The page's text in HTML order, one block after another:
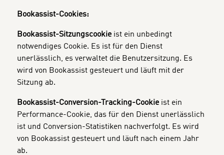
Bookassist-Cookies:
Bookassist-Sitzungscookieist ein unbedingt
notwendiges Cookie. Es ist für den Dienst
unerlässlich, es verwaltet die Benutzersitzung. Es
wird von Bookassist gesteuert und läuft mit der
Sitzung ab.
Bookassist-Conversion-Tracking-Cookieist ein
Performance-Cookie, das für den Dienst unerlässlich
ist und Conversion-Statistiken nachverfolgt. Es wird
von Bookassist gesteuert und läuft nach einem Jahr
ab.